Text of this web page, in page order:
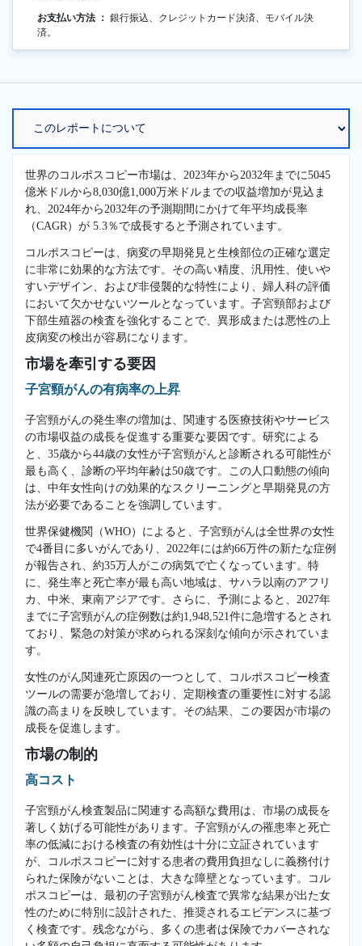
お支払い方法 ： 銀行振込、クレジットカード決済、モバイル決
済。
世界のコルポスコピー市場は、2023年から2032年までに5045
億米ドルから8,030億1,000万米ドルまでの収益増加が見込ま
れ、2024年から2032年の予測期間にかけて年平均成長率
（CAGR）が 5.3％で成長すると予測されています。
コルポスコピーは、病変の早期発見と生検部位の正確な選定
に非常に効果的な方法です。その高い精度、汎用性、使いや
すいデザイン、および非侵襲的な特性により、婦人科の評価
において欠かせないツールとなっています。子宮頸部および
下部生殖器の検査を強化することで、異形成または悪性の上
皮病変の検出が容易になります。
市場を牽引する要因
子宮頸がんの有病率の上昇
子宮頸がんの発生率の増加は、関連する医療技術やサービス
の市場収益の成長を促進する重要な要因です。研究による
と、35歳から44歳の女性が子宮頸がんと診断される可能性が
最も高く、診断の平均年齢は50歳です。この人口動態の傾向
は、中年女性向けの効果的なスクリーニングと早期発見の方
法が必要であることを強調しています。
世界保健機関（WHO）によると、子宮頸がんは全世界の女性
で4番目に多いがんであり、2022年には約66万件の新たな症例
が報告され、約35万人がこの病気で亡くなっています。特
に、発生率と死亡率が最も高い地域は、サハラ以南のアフリ
カ、中米、東南アジアです。さらに、予測によると、2027年
までに子宮頸がんの症例数は約1,948,521件に急増するとされ
ており、緊急の対策が求められる深刻な傾向が示されていま
す。
女性のがん関連死亡原因の一つとして、コルポスコピー検査
ツールの需要が急増しており、定期検査の重要性に対する認
識の高まりを反映しています。その結果、この要因が市場の
成長を促進します。
市場の制的
高コスト
子宮頸がん検査製品に関連する高額な費用は、市場の成長を
著しく妨げる可能性があります。子宮頸がんの罹患率と死亡
率の低減における検査の有効性は十分に立証されています
が、コルポスコピーに対する患者の費用負担なしに義務付け
られた保険がないことは、大きな障壁となっています。コル
ポスコピーは、最初の子宮頸がん検査で異常な結果が出た女
性のために特別に設計された、推奨されるエビデンスに基づ
く検査です。残念ながら、多くの患者は保険でカバーされな